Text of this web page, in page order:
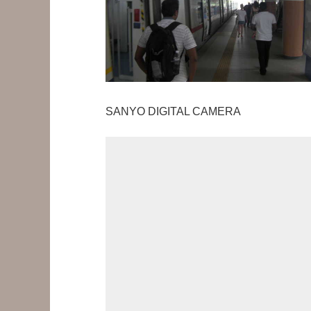
SANYO DIGITAL CAMERA